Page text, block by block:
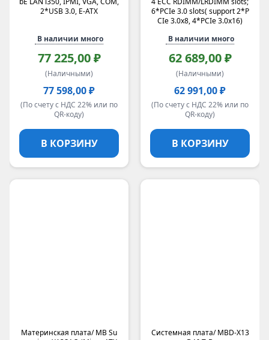
2*USB 3.0, E-ATX
В наличии много
77 225,00 ₽
(Наличными)
77 598,00 ₽
(По счету с НДС 22% или по
QR-коду)
В КОРЗИНУ
6*PCIe 3.0 slots( support 2*P
CIe 3.0x8, 4*PCIe 3.0x16)
В наличии много
62 689,00 ₽
(Наличными)
62 991,00 ₽
(По счету с НДС 22% или по
QR-коду)
В КОРЗИНУ
Материнская плата/ MB Su
Системная плата/ MBD-X13